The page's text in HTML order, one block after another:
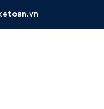
thu nhập doanh nghiệp